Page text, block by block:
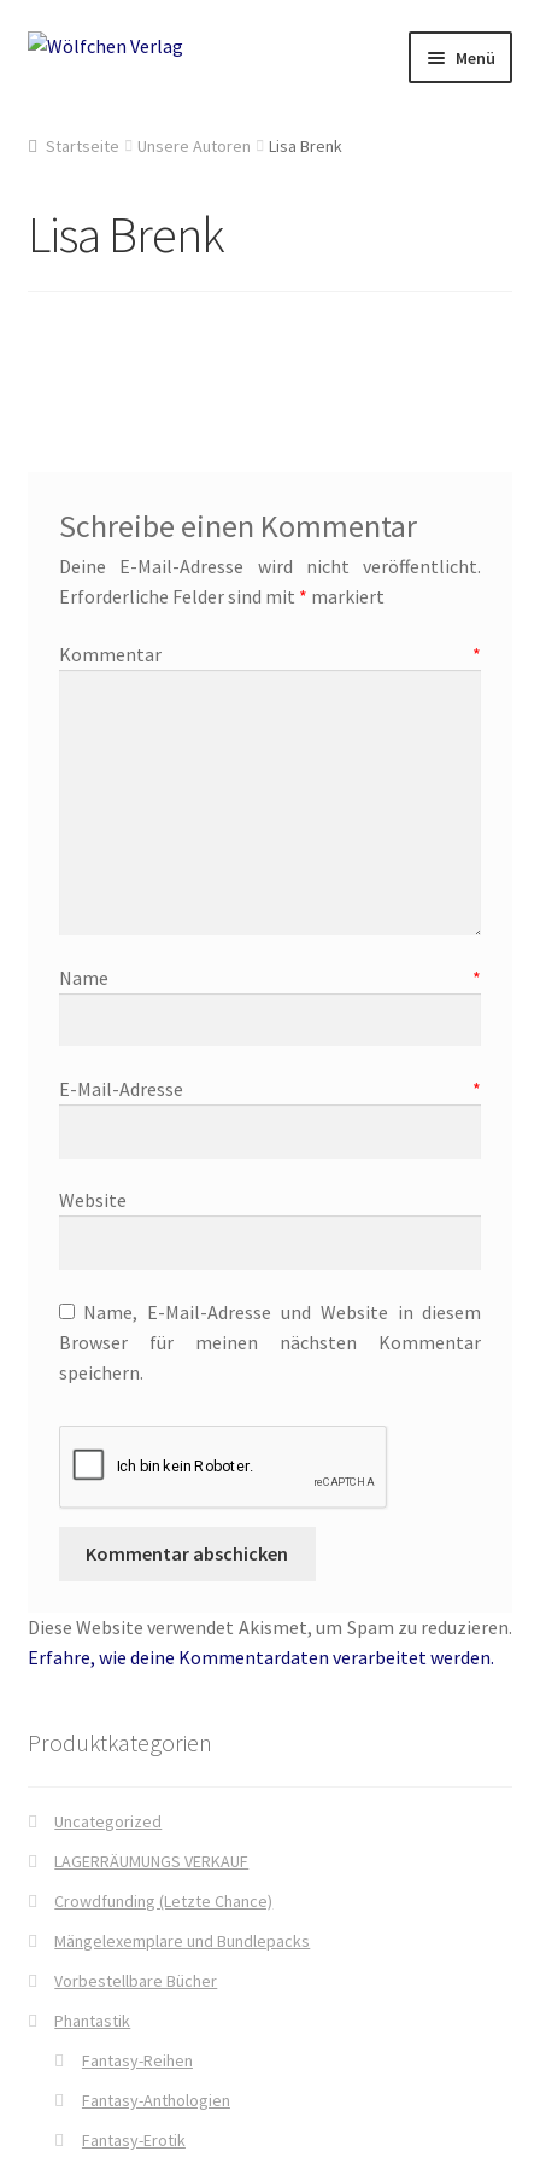
Zur
Springe
Menü
AGB
Blog
Die Silberwölfe
Echtheit von Bewertungen
Ein Mr. Grey mit Pelz – Emma & Nikita
Fantasy
Gekoffert und Verschleppt
Gilbert Faunus – Im Schatten des Zweihorns
Im Schatten des Wolfsmondes – Der letzte Alpha
Impressum
Startseite Unsere Autoren Lisa Brenk
Lisa Brenk
Schreibe einen Kommentar
Deine E-Mail-Adresse wird nicht veröffentlicht.
Erforderliche Felder sind mit * markiert
Kommentar *
Name *
E-Mail-Adresse *
Website
Name, E-Mail-Adresse und Website in diesem
Browser für meinen nächsten Kommentar
speichern.
Diese Website verwendet Akismet, um Spam zu reduzieren.
Erfahre, wie deine Kommentardaten verarbeitet werden.
Produktkategorien
Uncategorized
LAGERRÄUMUNGS VERKAUF
Crowdfunding (Letzte Chance)
Mängelexemplare und Bundlepacks
Vorbestellbare Bücher
Phantastik
Fantasy-Reihen
Fantasy-Anthologien
Fantasy-Erotik